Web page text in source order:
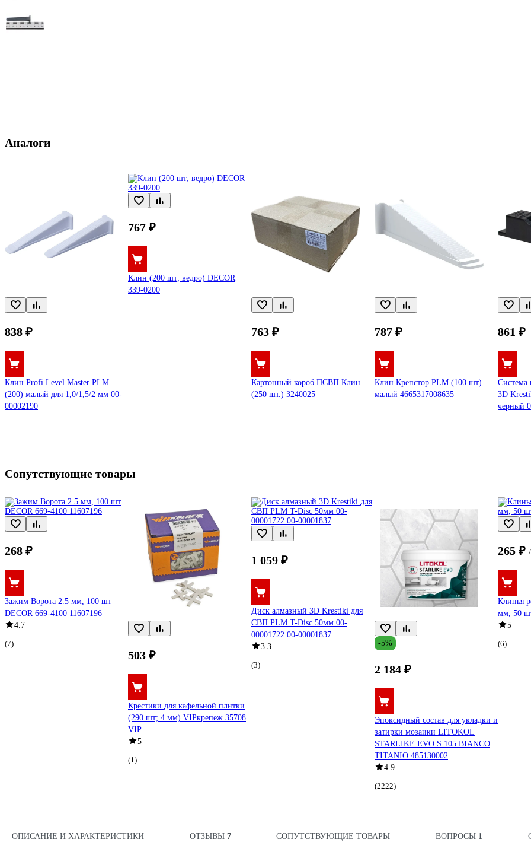
Аналоги
838 ₽
Клин Profi Level Master PLM
(200) малый для 1,0/1,5/2 мм 00-
00002190
767 ₽
Клин (200 шт; ведро) DECOR
339-0200
763 ₽
Картонный короб ПСВП Клин
(250 шт.) 3240025
787 ₽
Клин Крепстор PLM (100 шт)
малый 4665317008635
861 ₽
Система
3D
черный
Сопутствующие товары
268 ₽
Зажим Ворота 2.5 мм, 100 шт
DECOR 669-4100 11607196
4.7
(7)
503 ₽
Крестики для кафельной плитки
(290 шт; 4 мм) VIPкрепеж 35708
VIP
5
(1)
1 059 ₽
Диск алмазный 3D Krestiki для
СВП PLM T-Disc 50мм 00-
00001722 00-00001837
3.3
(3)
-5%
2 184 ₽
Эпоксидный состав для укладки и
затирки мозаики LITOKOL
STARLIKE EVO S.105 BIANCO
TITANIO 485130002
4.9
(2222)
265 ₽
Клинья
мм, 50
5
(6)
ОПИСАНИЕ И ХАРАКТЕРИСТИКИ ОТЗЫВЫ 7 СОПУТСТВУЮЩИЕ ТОВАРЫ ВОПРОСЫ 1